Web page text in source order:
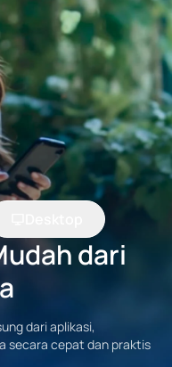
dari
dari aplikasi,
secara cepat dan praktis